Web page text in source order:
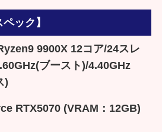
ック】
9900X 12コア/24スレ
ブースト)/4.40GHz
)
RTX5070 (VRAM：12GB)